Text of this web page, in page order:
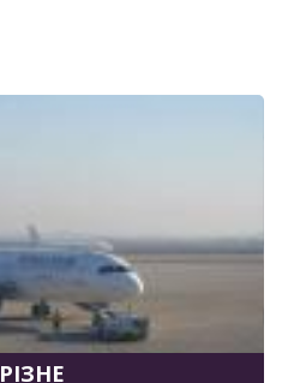
РІЗНЕ